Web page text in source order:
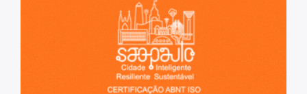
Painel da Rede de Direitos Humanos
Sobre Direitos Humanos